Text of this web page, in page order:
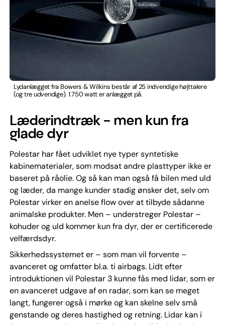
Lydanlægget fra Bowers & Wilkins består af 25 indvendige højttalere
(og tre udvendige). 1.750 watt er anlægget på.
Læderindtræk - men kun fra
glade dyr
Polestar har fået udviklet nye typer syntetiske
kabinematerialer, som modsat andre plasttyper ikke er
baseret på råolie. Og så kan man også få bilen med uld
og læder, da mange kunder stadig ønsker det, selv om
Polestar virker en anelse flow over at tilbyde sådanne
animalske produkter. Men – understreger Polestar –
kohuder og uld kommer kun fra dyr, der er certificerede
velfærdsdyr.
Sikkerhedssystemet er – som man vil forvente –
avanceret og omfatter bl.a. ti airbags. Lidt efter
introduktionen vil Polestar 3 kunne fås med lidar, som er
en avanceret udgave af en radar, som kan se meget
langt, fungerer også i mørke og kan skelne selv små
genstande og deres hastighed og retning. Lidar kan i